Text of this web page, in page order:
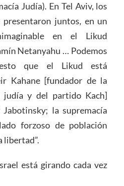
Judía). En Tel Aviv, los
juntos, en un
en el Likud
Netanyahu … Podemos
que el Likud está
Kahane [fundador de la
judía y del partido Kach]
Jabotinsky; la supremacía
forzoso de población
libertad”.
está girando cada vez